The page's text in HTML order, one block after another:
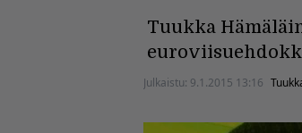
Tuukka
Julkaistu: 9.1.2015 13:16